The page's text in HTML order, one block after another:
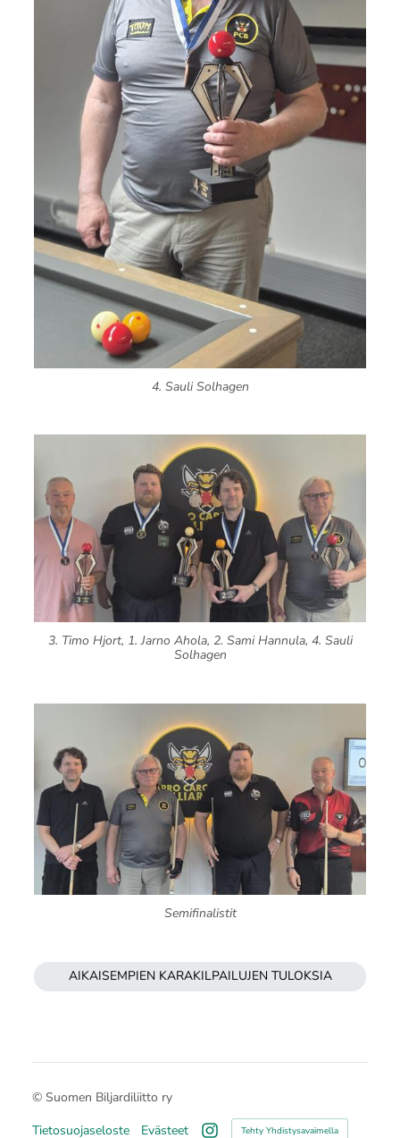
4. Sauli Solhagen
3. Timo Hjort, 1. Jarno Ahola, 2. Sami Hannula, 4. Sauli
Solhagen
Semifinalistit
AIKAISEMPIEN KARAKILPAILUJEN TULOKSIA
© Suomen Biljardiliitto ry
Tietosuojaseloste
Evästeet
Tehty Yhdistysavaimella